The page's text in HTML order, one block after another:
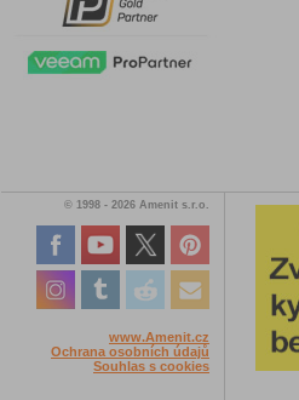
© 1998 - 2026 Amenit s.r.o.
www.Amenit.cz
Ochrana osobních údajů
Souhlas s cookies